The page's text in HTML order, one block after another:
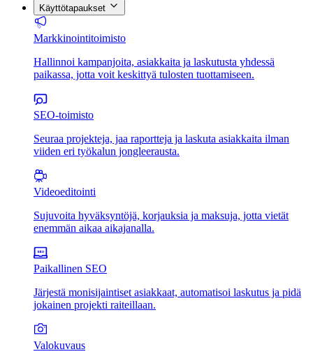
Käyttötapaukset
Markkinointitoimisto
Hallinnoi kampanjoita, asiakkaita ja laskutusta yhdessä
paikassa, jotta voit keskittyä tulosten tuottamiseen.
SEO-toimisto
Seuraa projekteja, jaa raportteja ja laskuta asiakkaita ilman
viiden eri työkalun jongleerausta.
Videoeditointi
Sujuvoita hyväksyntöjä, korjauksia ja maksuja, jotta vietät
enemmän aikaa aikajanalla.
Paikallinen SEO
Järjestä monisijaintiset asiakkaat, automatisoi laskutus ja pidä
jokainen projekti raiteillaan.
Valokuvaus